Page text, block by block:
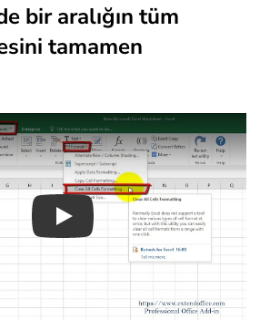
bir aralığın tüm
tamamen
Play